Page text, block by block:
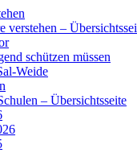
verstehen –
schützen müssen
Weide
– Übersichtsseite